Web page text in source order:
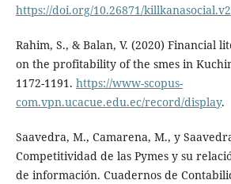
https://doi.org/10.26871/
Rahim, S., & Balan, V. (2020) Financial
on the profitability of the smes in
1172-1191. https://www-scopus-
com.vpn.ucacue.edu.ec/record/display.
Saavedra, M., Camarena, M., y
Competitividad de las Pymes y su
de información. Cuadernos de